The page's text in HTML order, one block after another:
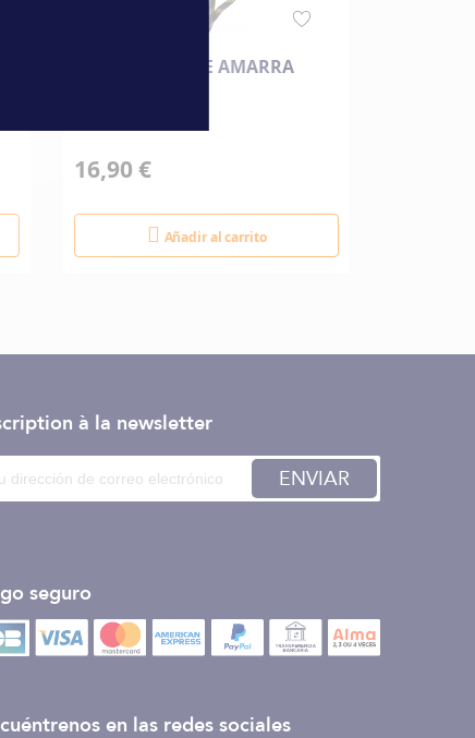
PROTECCIÓN DE AMARRA
16,90 €
Añadir al carrito
à la newsletter
ENVIAR
seguro
en las redes sociales